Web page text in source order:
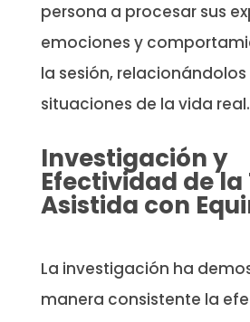
persona a procesar sus
emociones y
la sesión,
situaciones de la vida real.
Investigacióny
Efectividad de
Asistida con
La investigación ha
manera consistente la